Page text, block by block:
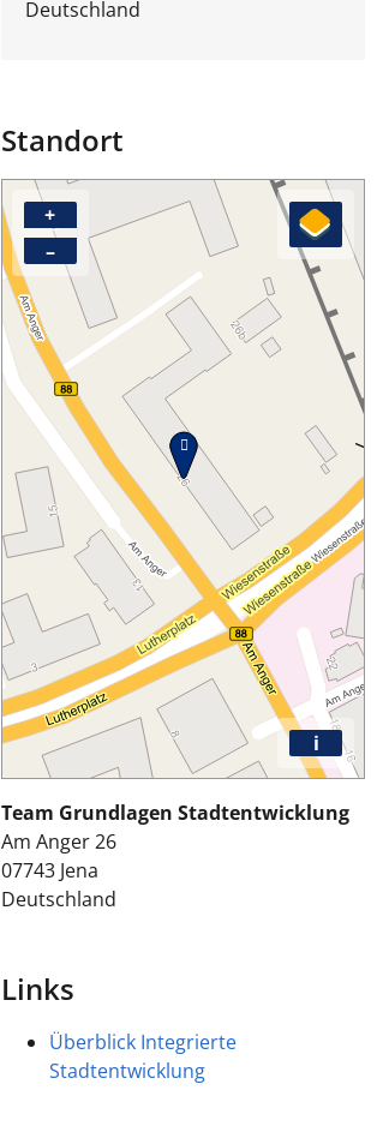
Deutschland
Standort
+
–
i
Team Grundlagen Stadtentwicklung
Am Anger 26
07743 Jena
Deutschland
Links
Überblick Integrierte
Stadtentwicklung